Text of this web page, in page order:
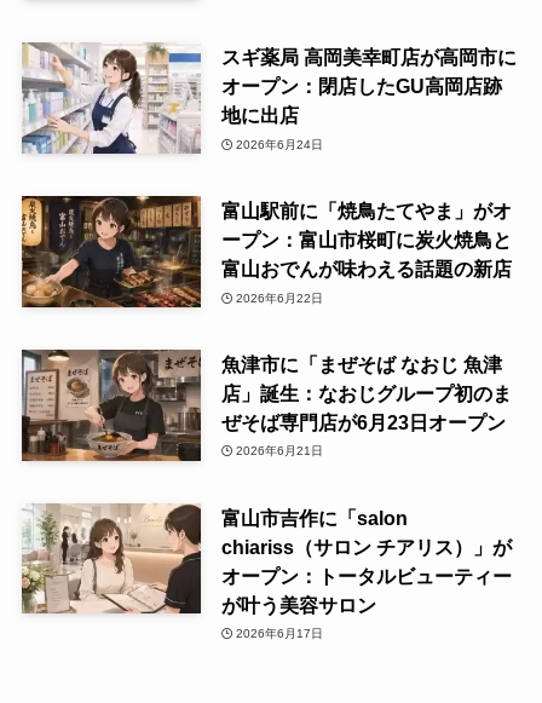
スギ薬局 高岡美幸町店が高岡市に
オープン：閉店したGU高岡店跡
地に出店
2026年6月24日
富山駅前に「焼鳥たてやま」がオ
ープン：富山市桜町に炭火焼鳥と
富山おでんが味わえる話題の新店
2026年6月22日
魚津市に「まぜそば なおじ 魚津
店」誕生：なおじグループ初のま
ぜそば専門店が6月23日オープン
2026年6月21日
富山市吉作に「salon
chiariss（サロン チアリス）」が
オープン：トータルビューティー
が叶う美容サロン
2026年6月17日